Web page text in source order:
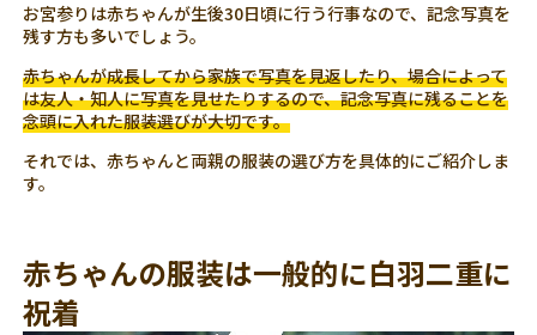
お宮参りは赤ちゃんが生後30日頃に行う行事なので、記念写真を
残す方も多いでしょう。
赤ちゃんが成長してから家族で写真を見返したり、場合によって
は友人・知人に写真を見せたりするので、記念写真に残ることを
念頭に入れた服装選びが大切です。
それでは、赤ちゃんと両親の服装の選び方を具体的にご紹介しま
す。
赤ちゃんの服装は一般的に白羽二重に
祝着